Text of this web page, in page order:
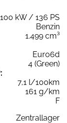
100 kW / 136 PS
Benzin
1.499 cm³
Euro6d
4 (Green)
7,1 l/100km
161 g/km
F
Zentrallager